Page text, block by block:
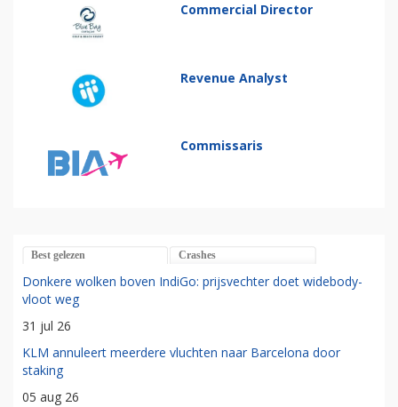
Commercial Director
Revenue Analyst
Commissaris
Best gelezen Crashes
Donkere wolken boven IndiGo: prijsvechter doet widebody-
vloot weg
31 jul 26
KLM annuleert meerdere vluchten naar Barcelona door
staking
05 aug 26